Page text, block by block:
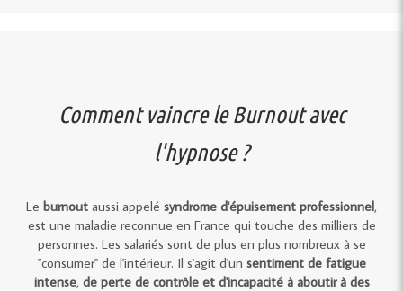
Comment vaincre le Burnout avec
l'hypnose ?
Le burnout aussi appelé syndrome d'épuisement professionnel,
est une maladie reconnue en France qui touche des milliers de
personnes. Les salariés sont de plus en plus nombreux à se
"consumer" de l'intérieur. Il s'agit d'un sentiment de fatigue
intense, de perte de contrôle et d'incapacité à aboutir à des